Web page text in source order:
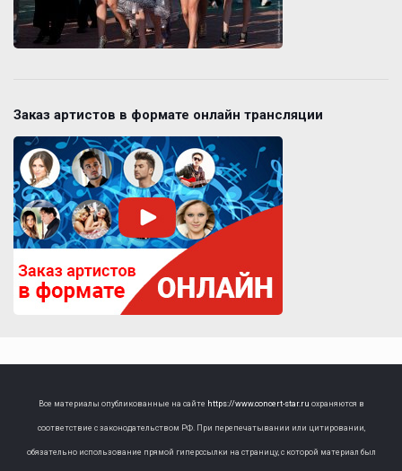
Заказ артистов в формате онлайн трансляции
Все материалы опубликованные на сайте https://www.concert-star.ru охраняются в
соответствие с законодательством РФ. При перепечатывании или цитировании,
обязательно использование прямой гиперссылки на страницу, с которой материал был